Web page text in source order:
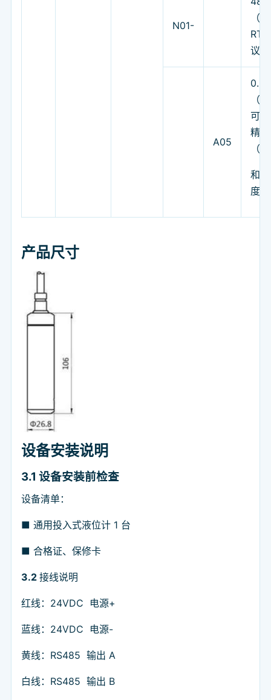
N01-
（
议）
A05
0.5
（
可
精度
（
和
度
产品尺寸
设备安装说明
3.1 设备安装前检查
设备清单：
■ 通用投入式液位计 1 台
■ 合格证、保修卡
3.2 接线说明
红线：24VDC 电源+
蓝线：24VDC 电源-
黄线：RS485 输出 A
白线：RS485 输出 B